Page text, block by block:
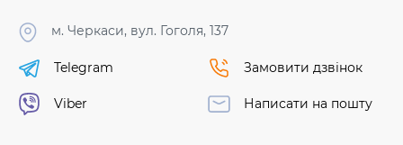
м. Черкаси, вул. Гоголя, 137
Telegram
Viber
Замовити дзвінок
Написати на пошту